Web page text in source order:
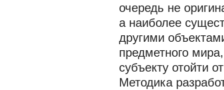
очередь не
а наиболее
другими
предметного
субъекту отойти
Методика